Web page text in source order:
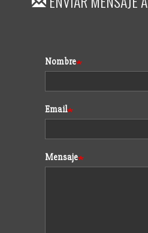
Formulario
Nombre
Email
Mensaje